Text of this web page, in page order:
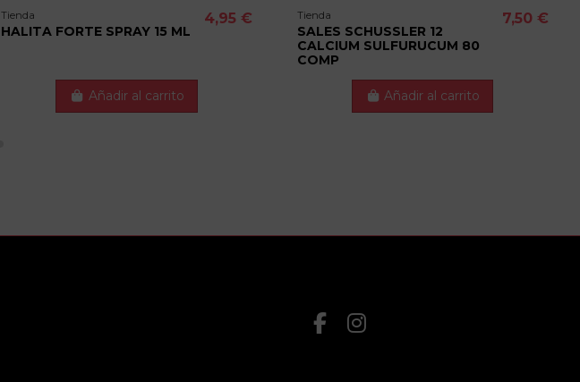
Tienda
HALITA FORTE SPRAY 15 ML
4,95 €
Añadir al carrito
Tienda
SALES SCHUSSLER 12
CALCIUM SULFURUCUM 80
COMP
7,50 €
Añadir al carrito